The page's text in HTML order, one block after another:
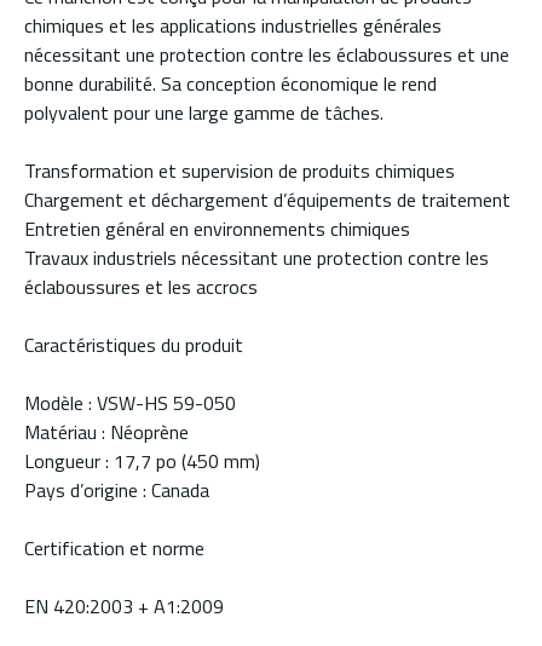
chimiques et les applications industrielles générales
nécessitant une protection contre les éclaboussures et une
bonne durabilité. Sa conception économique le rend
polyvalent pour une large gamme de tâches.
Transformation et supervision de produits chimiques
Chargement et déchargement d’équipements de traitement
Entretien général en environnements chimiques
Travaux industriels nécessitant une protection contre les
éclaboussures et les accrocs
Caractéristiques du produit
Modèle : VSW-HS 59-050
Matériau : Néoprène
Longueur : 17,7 po (450 mm)
Pays d’origine : Canada
Certification et norme
EN 420:2003 + A1:2009